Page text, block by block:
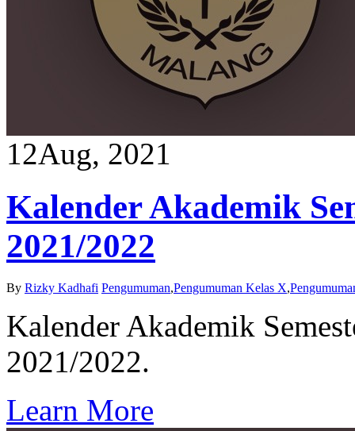
12Aug, 2021
Kalender Akademik
2021/2022
By Rizky Kadhafi Pengumuman,Pengumuman Kelas X,
Kalender Akademik
2021/2022.
Learn More